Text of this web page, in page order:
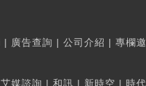
| 廣告查詢 | 公司介紹 | 專欄
艾媒諮詢 | 和訊 | 新時空 | 時